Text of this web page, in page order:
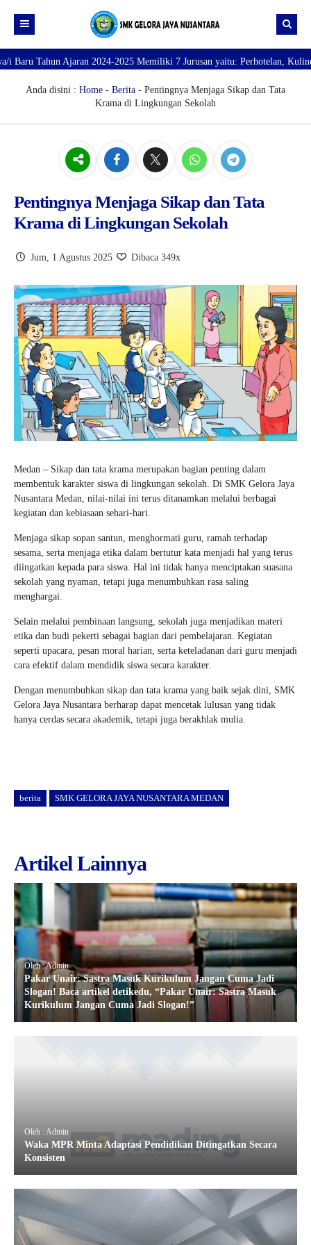
Beranda
Profil
SARANA PRASARANA
DATA GURU
Ajaran 2024-2025 Memiliki 7 Jurusan yaitu: Perhotelan, Kuliner,
Anda disini : Home - Berita - Pentingnya Menjaga Sikap dan Tata
Krama di Lingkungan Sekolah
Pentingnya Menjaga Sikap dan Tata
Krama di Lingkungan Sekolah
Jum, 1 Agustus 2025 Dibaca 349x
Medan – Sikap dan tata krama merupakan bagian penting dalam
membentuk karakter siswa di lingkungan sekolah. Di SMK Gelora Jaya
Nusantara Medan, nilai-nilai ini terus ditanamkan melalui berbagai
kegiatan dan kebiasaan sehari-hari.
Menjaga sikap sopan santun, menghormati guru, ramah terhadap
sesama, serta menjaga etika dalam bertutur kata menjadi hal yang terus
diingatkan kepada para siswa. Hal ini tidak hanya menciptakan suasana
sekolah yang nyaman, tetapi juga menumbuhkan rasa saling
menghargai.
Selain melalui pembinaan langsung, sekolah juga menjadikan materi
etika dan budi pekerti sebagai bagian dari pembelajaran. Kegiatan
seperti upacara, pesan moral harian, serta keteladanan dari guru menjadi
cara efektif dalam mendidik siswa secara karakter.
Dengan menumbuhkan sikap dan tata krama yang baik sejak dini, SMK
Gelora Jaya Nusantara berharap dapat mencetak lulusan yang tidak
hanya cerdas secara akademik, tetapi juga berakhlak mulia.
berita SMK GELORA JAYA NUSANTARA MEDAN
Artikel Lainnya
Oleh : Admin
Pakar Unair: Sastra Masuk Kurikulum Jangan Cuma Jadi
Slogan! Baca artikel detikedu, “Pakar Unair: Sastra Masuk
Kurikulum Jangan Cuma Jadi Slogan!”
Oleh : Admin
Waka MPR Minta Adaptasi Pendidikan Ditingatkan Secara
Konsisten